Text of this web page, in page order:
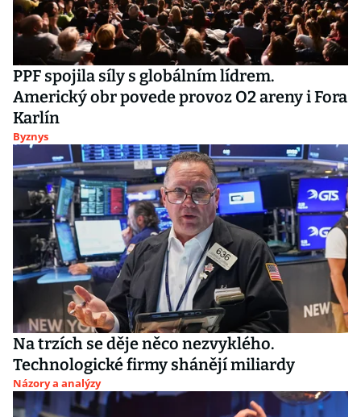
PPF spojila síly s globálním lídrem.
Americký obr povede provoz O2 areny i Fora
Karlín
Byznys
Na trzích se děje něco nezvyklého.
Technologické firmy shánějí miliardy
Názory a analýzy